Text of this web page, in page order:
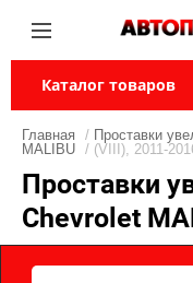
Каталог товаров
Главная / Проставки
MALIBU / (VIII), 2011-
Проставки
Chevrolet